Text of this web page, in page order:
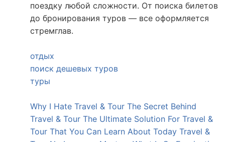
поездку любой сложности. От поиска билетов
до бронирования туров — все оформляется
стремглав.
отдых
поиск дешевых туров
туры
Why I Hate Travel & Tour The Secret Behind
Travel & Tour The Ultimate Solution For Travel &
Tour That You Can Learn About Today Travel &